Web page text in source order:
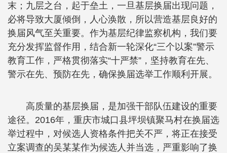
末；九层之台，起于垒土，一旦基层换届出现问题，
必将导致大厦倾倒，人心涣散，所以营造基层良好的
换届风气至关重要。作为基层纪律监察机构，我们要
充分发挥监督作用，结合新一轮深化“三个以案”警示
教育工作，严格贯彻落实“十严禁”，坚持教育在先、
警示在先、预防在先，确保换届选举工作顺利开展。
高质量的基层换届，是加强干部队伍建设的重要
途径。2016年，重庆市城口县坪坝镇聚马村在换届选
举过程中，对候选人资格条件把关不严，将正在接受
立案调查的吴某某作为候选人并当选，严重影响了换